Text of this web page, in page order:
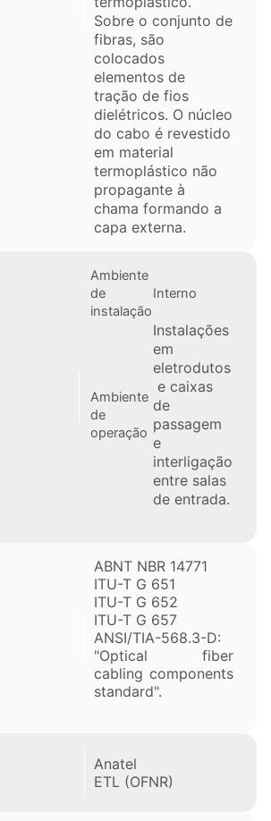
Sobre o conjunto de
fibras, são
colocados
elementos de
tração de fios
dielétricos. O núcleo
do cabo é revestido
em material
termoplástico não
propagante à
chama formando a
capa externa.
Ambiente
de
instalação
Interno
Ambiente
de
operação
Instalações
em
eletrodutos
e caixas
de
passagem
e
interligação
entre salas
de entrada.
ABNT NBR 14771
ITU-T G 651
ITU-T G 652
ITU-T G 657
ANSI/TIA-568.3-D:
"Optical fiber
cabling components
standard".
Anatel
ETL (OFNR)